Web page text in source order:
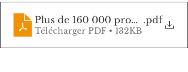
Plus de 160 000 promeneurs
.pdf
Télécharger PDF • 132KB